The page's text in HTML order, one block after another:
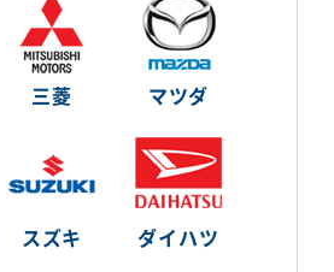
三菱 マツダ
スズキ ダイハツ